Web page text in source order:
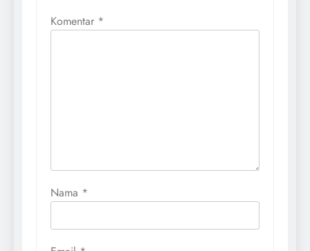
Komentar *
Nama *